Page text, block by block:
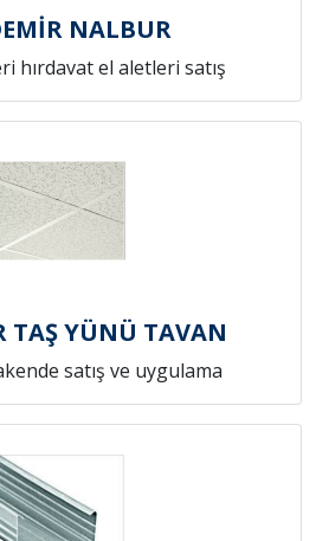
NALBUR
hırdavat el aletleri satış
TAŞ YÜNÜ TAVAN
satış ve uygulama